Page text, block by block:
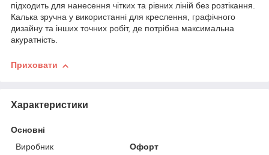
підходить для нанесення чітких та рівних ліній без розтікання.
Калька зручна у використанні для креслення, графічного
дизайну та інших точних робіт, де потрібна максимальна
акуратність.
Приховати
Характеристики
Основні
Виробник
Офорт